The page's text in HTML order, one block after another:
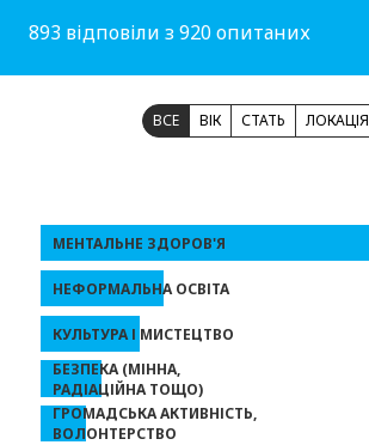
893 відповіли з 920 опитаних
ВСЕ ВІК СТАТЬ ЛОКАЦІЯ
МЕНТАЛЬНЕ ЗДОРОВ'Я
НЕФОРМАЛЬНА ОСВІТА
КУЛЬТУРА І МИСТЕЦТВО
БЕЗПЕКА (МІННА,
РАДІАЦІЙНА ТОЩО)
ГРОМАДСЬКА АКТИВНІСТЬ,
ВОЛОНТЕРСТВО